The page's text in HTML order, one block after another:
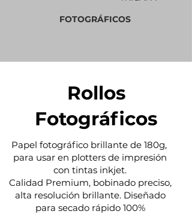
FOTOGRÁFICOS
Rollos
Fotográficos
Papel fotográfico brillante de 180g,
para usar en plotters de impresión
con tintas inkjet.
Calidad Premium, bobinado preciso,
alta resolución brillante. Diseñado
para secado rápido 100%